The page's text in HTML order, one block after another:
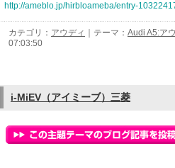
http://ameblo.jp/hirbloameba/entry-
カテゴリ： アウディ ｜テーマ： Audi A5:ア
07:03:50
i-MiEV（アイミーブ）三菱